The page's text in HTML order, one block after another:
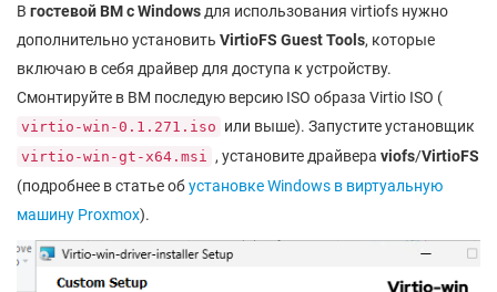
В гостевой ВМ с Windows для использования virtiofs нужно
дополнительно установить VirtioFS Guest Tools, которые
включаю в себя драйвер для доступа к устройству.
Смонтируйте в ВМ последую версию ISO образа Virtio ISO (
virtio-win-0.1.271.iso или выше). Запустите установщик
virtio-win-gt-x64.msi , установите драйвера viofs/VirtioFS
(подробнее в статье обустановке Windows в виртуальную
машину Proxmox).